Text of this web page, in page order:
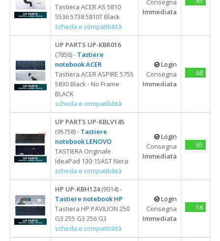
18.4
23"-42"
Cavi e adattatori
8 Cm
Ventole Notebook
DELL
HP
LENOVO
SAMSUNG
TOSHIBA
Batterie Per Tablet
APPLE
SAMSUNG
Docking Station
USB-C - TYPE-C
TopCase Notebook
ASUS
DELL
HP
Monitor Portatili
14"
14" Touch
15,6"
15,6" Doppio
15,6" Touch
18,5"
Type C
3 Porte
USB 3.0
Gruppi Di Continuità
Batteria UPS
Lettore Barcode
USB
Adattatori
Card Reader & HUB
Cavetteria
Gruppi di Continuità
Lettore Barcode
Mouse e Tastiere
Alimentatori
Alimentatori dedicati
Batterie per Tablet
Docking station
Monitor Portatili
Schermi notebook
Schermi SmartPhone
Tastiere notebook
TopCase Notebook
Ventole desktop
Ventole notebook
Storage
SSD
Web Cam
Accessori per Notebook
Tastiera ACER AS 5810
5536 5738 5810T Black
scheda e compatibilità
Consegna
Immediata
UP PARTS UP-KBR016
(7856) - Tastiere
notebook ACER
Tastiera ACER ASPIRE 5755
5830 Black - No Frame
BLACK
scheda e compatibilità
Login
Consegna
Immediata
68
UP PARTS UP-KBLV145
(95758) - Tastiere
notebook LENOVO
TASTIERA Originale
IdeaPad 130-15AST Nera
scheda e compatibilità
Login
Consegna
Immediata
65
HP UP-KBH124(9014) -
Tastiere notebook HP
Tastiera HP PAVILION 250
G3 255 G3 256 G3
scheda e compatibilità
Login
Consegna
Immediata
58